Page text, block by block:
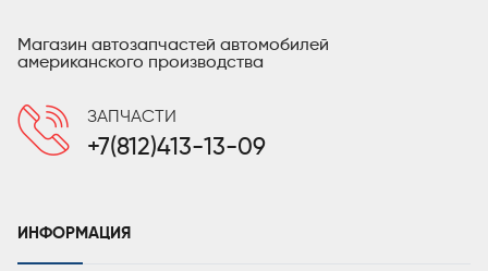
Магазин автозапчастей автомобилей
американского производства
ЗАПЧАСТИ
+7(812)413-13-09
ИНФОРМАЦИЯ